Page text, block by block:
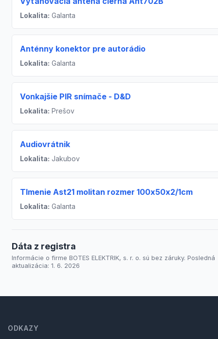
Lokalita: Galanta
Anténny konektor pre autorádio
Lokalita: Galanta
Vonkajšie PIR snímače - D&D
Lokalita: Prešov
Audiovrátnik
Lokalita: Jakubov
Tlmenie Ast21 molitan rozmer 100x50x2/1cm
Lokalita: Galanta
Dáta z registra
Informácie o firme BOTES ELEKTRIK, s. r. o. sú bez záruky. Posledná
aktualizácia: 1. 6. 2026
ODKAZY